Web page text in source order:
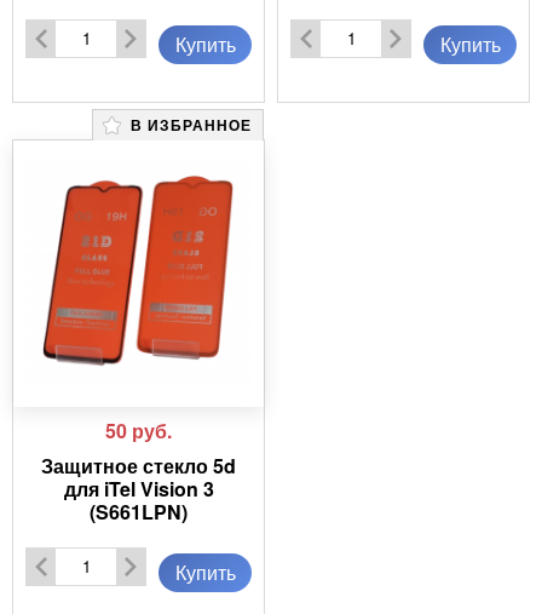
Купить Купить
В ИЗБРАННОЕ
50 руб.
Защитное стекло 5d
для iTel Vision 3
(S661LPN)
Купить